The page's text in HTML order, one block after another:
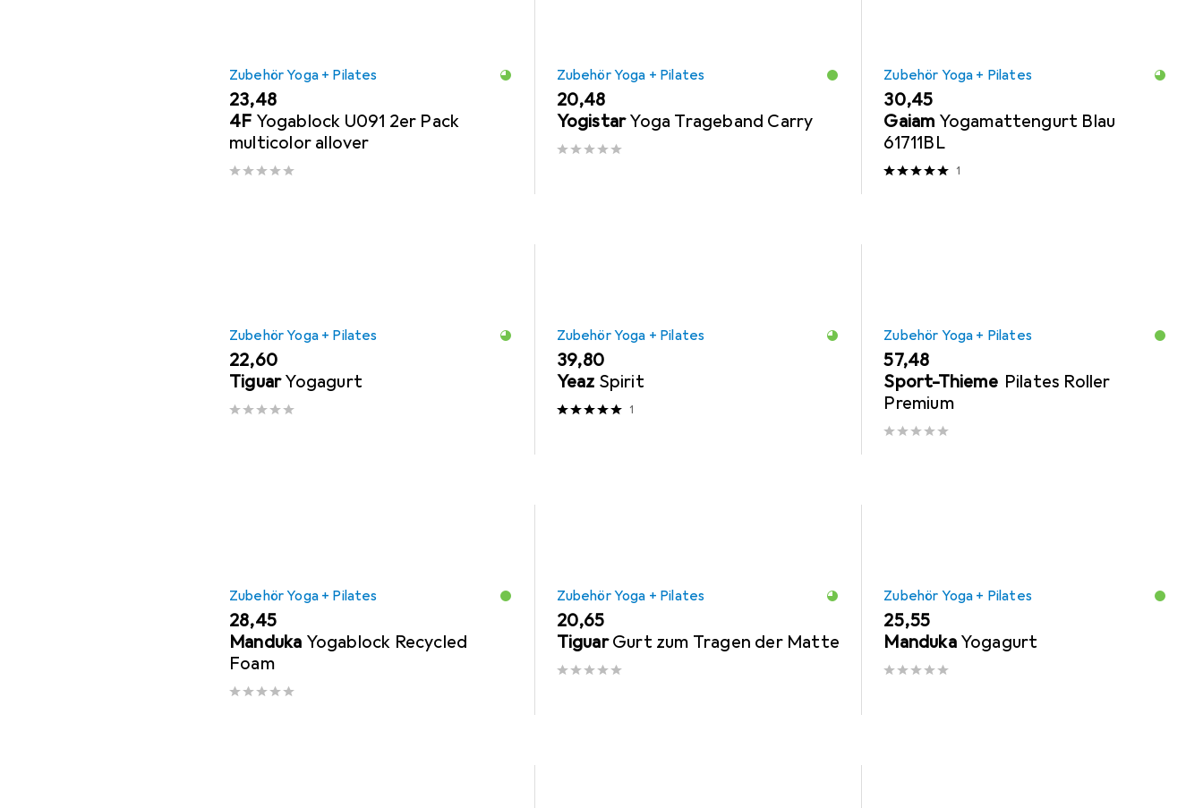
Zubehör Yoga + Pilates
EUR
23,48
4F Yogablock U091 2er Pack
multicolor allover
Zubehör Yoga + Pilates
EUR
20,48
YogistarYoga Trageband Carry
Zubehör Yoga + Pilates
EUR
30,45
Gaiam Yogamattengurt Blau
61711BL
1
Zubehör Yoga + Pilates
EUR
22,60
TiguarYogagurt
Zubehör Yoga + Pilates
EUR
39,80
Yeaz Spirit
1
Zubehör Yoga + Pilates
EUR
57,48
Sport-Thieme Pilates Roller
Premium
Zubehör Yoga + Pilates
EUR
28,45
Manduka Yogablock Recycled
Foam
Zubehör Yoga + Pilates
EUR
20,65
Tiguar Gurt zum Tragen der Matte
Zubehör Yoga + Pilates
EUR
25,55
Manduka Yogagurt